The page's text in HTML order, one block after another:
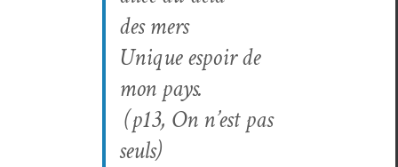
des mers
Unique espoir de
mon pays.
(p13, On n’est pas
seuls)